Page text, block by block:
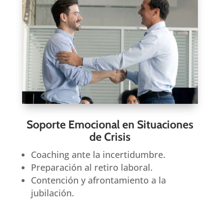
Soporte Emocional en Situaciones
de Crisis
Coaching ante la incertidumbre.
Preparación al retiro laboral.
Contención y afrontamiento a la
jubilación.